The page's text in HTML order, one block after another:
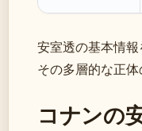
安室透の基本情報
その多層的な正体
コナンの